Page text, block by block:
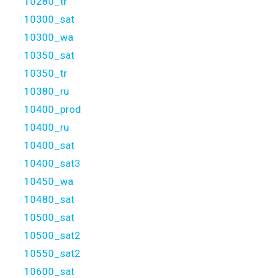
10300_sat
10300_wa
10350_sat
10350_tr
10380_ru
10400_prod
10400_ru
10400_sat
10400_sat3
10450_wa
10480_sat
10500_sat
10500_sat2
10550_sat2
10600_sat